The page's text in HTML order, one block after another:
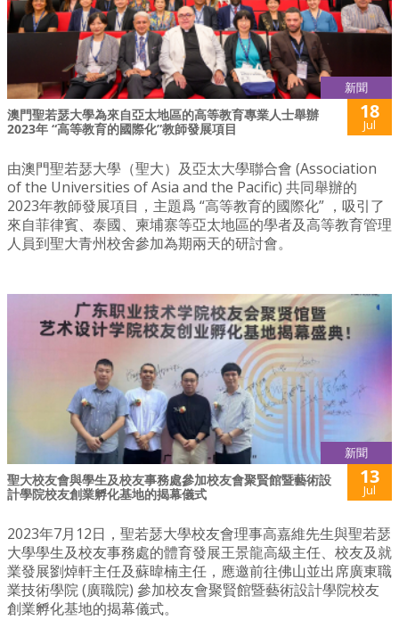
新聞
澳門聖若瑟大學為來自亞太地區的高等教育專業人士舉辦
2023年 “高等教育的國際化”教師發展項目
18
Jul
由澳門聖若瑟大學（聖大）及亞太大學聯合會 (Association
of the Universities of Asia and the Pacific) 共同舉辦的
2023年教師發展項目，主題爲 “高等教育的國際化” ，吸引了
來自菲律賓、泰國、柬埔寨等亞太地區的學者及高等教育管理
人員到聖大青州校舍參加為期兩天的研討會。
新聞
聖大校友會與學生及校友事務處參加校友會聚賢館暨藝術設
計學院校友創業孵化基地的揭幕儀式
13
Jul
2023年7月12日，聖若瑟大學校友會理事高嘉維先生與聖若瑟
大學學生及校友事務處的體育發展王景龍高級主任、校友及就
業發展劉焯軒主任及蘇暐楠主任，應邀前往佛山並出席廣東職
業技術學院 (廣職院) 參加校友會聚賢館暨藝術設計學院校友
創業孵化基地的揭幕儀式。